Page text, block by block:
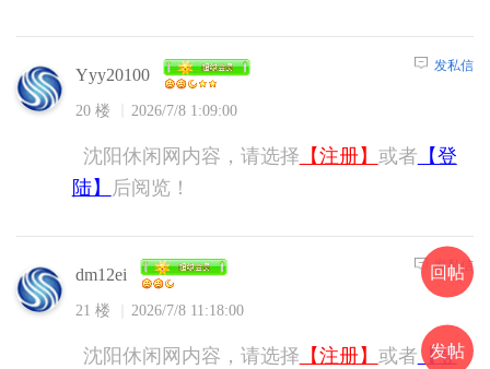
Yyy20100
20 楼 2026/7/8 1:09:00
发私信
沈阳休闲网内容，请选择 【注册】 或者 【登
陆】
后阅览！
dm12ei
21 楼 2026/7/8 11:18:00
发私信
沈阳休闲网内容，请选择 【注册】 或者 【登
回帖
发帖